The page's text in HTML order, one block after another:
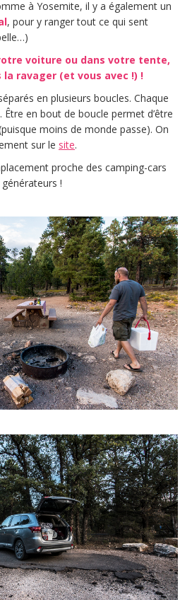
à Yosemite, il y a également un
, pour y ranger tout ce qui sent
voiture ou dans votre tente,
ravager (et vous avec !) !
en plusieurs boucles. Chaque
en bout de boucle permet d’être
moins de monde passe). On
sur le site.
proche des camping-cars
!